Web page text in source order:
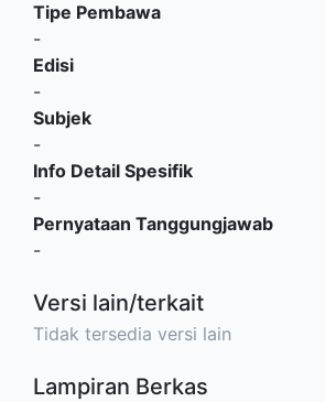
Tipe Pembawa
-
Edisi
-
Subjek
-
Info Detail Spesifik
-
Pernyataan Tanggungjawab
-
Versi lain/terkait
Tidak tersedia versi lain
Lampiran Berkas